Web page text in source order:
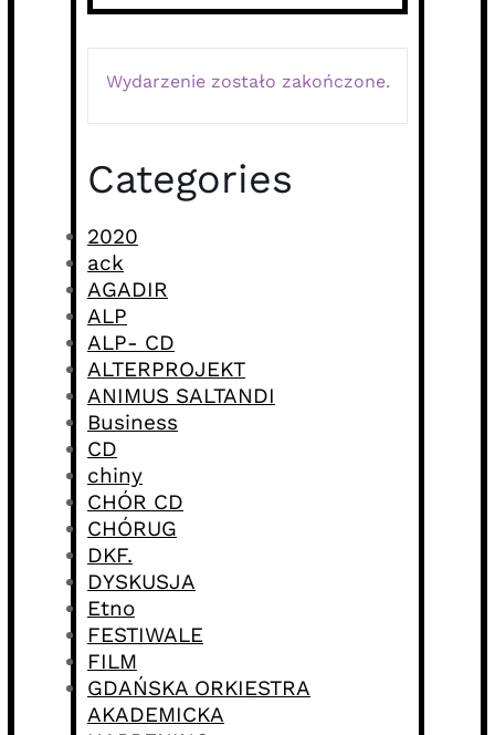
Wydarzenie zostało zakończone.
Categories
2020
ack
AGADIR
ALP
ALP- CD
ALTERPROJEKT
ANIMUS SALTANDI
Business
CD
chiny
CHÓR CD
CHÓRUG
DKF.
DYSKUSJA
Etno
FESTIWALE
FILM
GDAŃSKA ORKIESTRA
AKADEMICKA